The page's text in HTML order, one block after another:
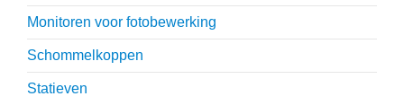
Monitoren voor fotobewerking
Schommelkoppen
Statieven